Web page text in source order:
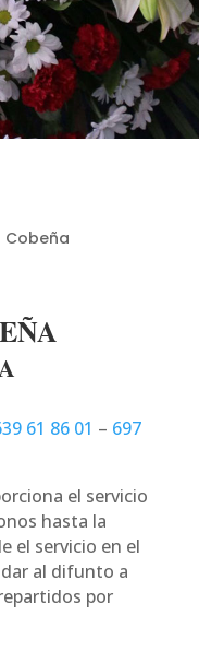
61 86 01 – 697
el servicio
hasta la
el servicio en el
al difunto a
por